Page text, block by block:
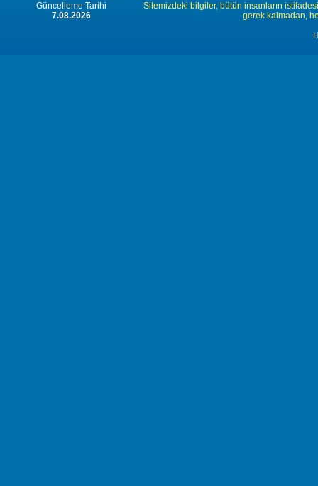
Güncelleme Tarihi
7.08.2026
Sitemizdeki bilgiler, bütün insanların
gerek kalmadan,